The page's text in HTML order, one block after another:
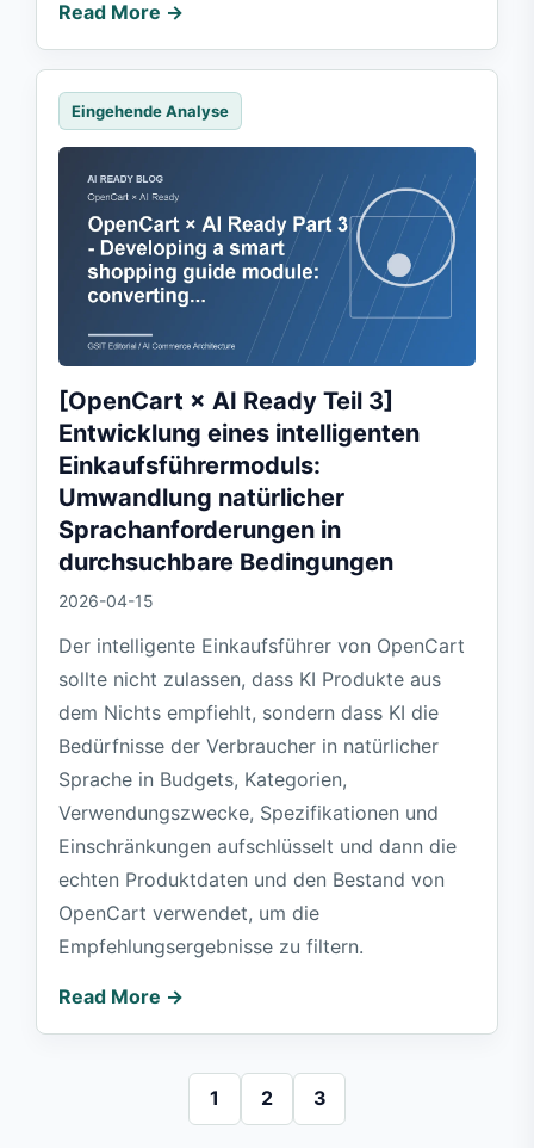
Read More →
Eingehende Analyse
[OpenCart × AI Ready Teil 3]
Entwicklung eines intelligenten
Einkaufsführermoduls:
Umwandlung natürlicher
Sprachanforderungen in
durchsuchbare Bedingungen
2026-04-15
Der intelligente Einkaufsführer von OpenCart
sollte nicht zulassen, dass KI Produkte aus
dem Nichts empfiehlt, sondern dass KI die
Bedürfnisse der Verbraucher in natürlicher
Sprache in Budgets, Kategorien,
Verwendungszwecke, Spezifikationen und
Einschränkungen aufschlüsselt und dann die
echten Produktdaten und den Bestand von
OpenCart verwendet, um die
Empfehlungsergebnisse zu filtern.
Read More →
1 2 3